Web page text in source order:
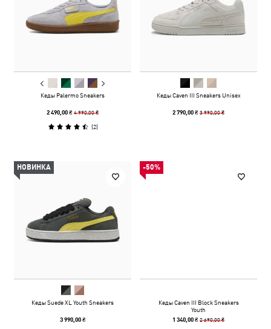
Кеды Palermo Sneakers
2 490,00 ₴4 990,00 ₴
(2)
Кеды Caven III Sneakers Unisex
2 790,00 ₴3 990,00 ₴
НОВИНКА
Кеды Suede XL Youth Sneakers
3 990,00 ₴
-50%
Кеды Caven III Block Sneakers
Youth
1 340,00 ₴2 690,00 ₴